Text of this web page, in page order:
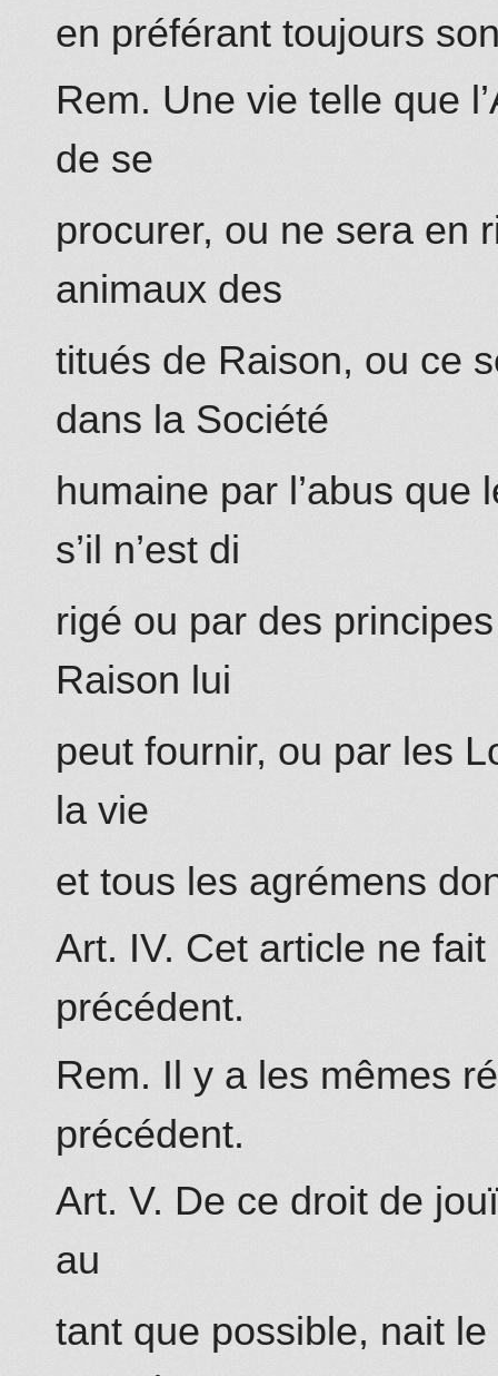
en préférant toujours
Rem. Une vie telle que
de se
procurer, ou ne sera en
animaux des
titués de Raison, ou ce
dans la Société
humaine par l’abus
s’il n’est di
rigé ou par des
Raison lui
peut fournir, ou par les
la vie
et tous les agrémens
Art. IV. Cet article ne
précédent.
Rem. Il y a les mêmes
précédent.
Art. V. De ce droit de
au
tant que possible, nait